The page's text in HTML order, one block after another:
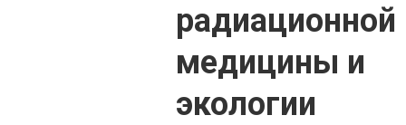
радиационной
медицины и
экологии